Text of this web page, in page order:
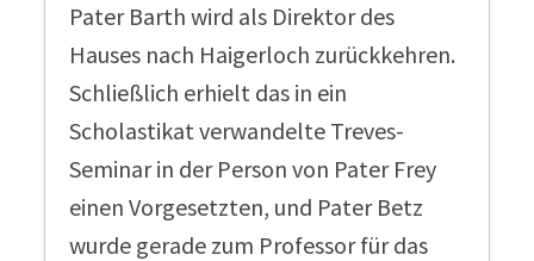
Pater Barth wird als Direktor des
Hauses nach Haigerloch zurückkehren.
Schließlich erhielt das in ein
Scholastikat verwandelte Treves-
Seminar in der Person von Pater Frey
einen Vorgesetzten, und Pater Betz
wurde gerade zum Professor für das